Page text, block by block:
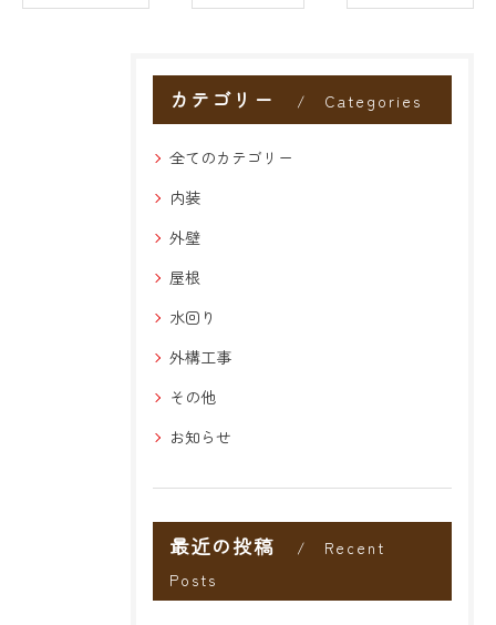
カテゴリー Categories
全てのカテゴリー
内装
外壁
屋根
水回り
外構工事
その他
お知らせ
最近の投稿
Recent
Posts